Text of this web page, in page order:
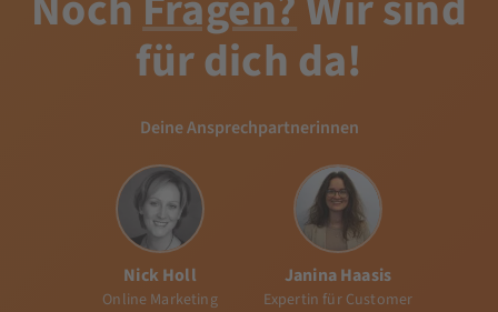
für dich da!
Deine Ansprechpartnerinnen
Nick Holl
Online Marketing
Janina Haasis
Expertin für Customer